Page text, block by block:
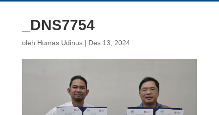
_DNS7754
oleh Humas Udinus| Des 13, 2024